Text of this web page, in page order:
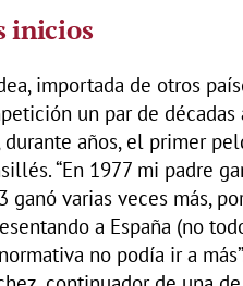
inicios
importada de otros
un par de
durante años, el primer
“En 1977 mi padre
ganó varias veces más,
a España (no
no podía ir a